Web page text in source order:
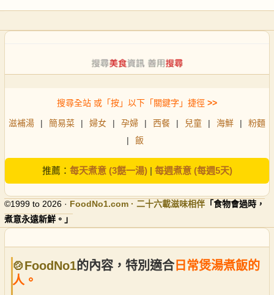
搜尋全站 或「按」以下「關鍵字」捷徑 >>
滋補湯 | 簡易菜 | 婦女 | 孕婦 | 西餐 | 兒童 | 海鮮 |
粉麵
|
飯
推薦： 每天煮意 (3餸一湯)| 每週煮意 (每週5天)
©1999 to 2026 · FoodNo1.com · 二十六載滋味相伴 「食物會過時，
煮意永遠新鮮。」
🍲FoodNo1的內容，特別適合 日常煲湯煮飯的
人。